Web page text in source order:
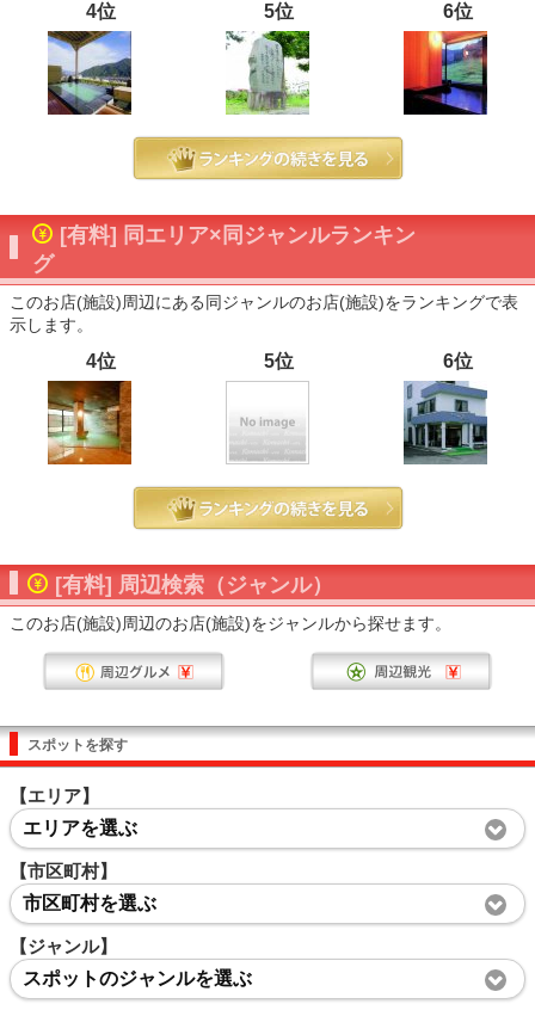
4位 5位 6位
[有料] 同エリア×同ジャンルランキン
グ
このお店(施設)周辺にある同ジャンルのお店(施設)をランキングで表
示します。
4位 5位 6位
[有料] 周辺検索（ジャンル）
このお店(施設)周辺のお店(施設)をジャンルから探せます。
スポットを探す
【エリア】
エリアを選ぶ
【市区町村】
市区町村を選ぶ
【ジャンル】
スポットのジャンルを選ぶ